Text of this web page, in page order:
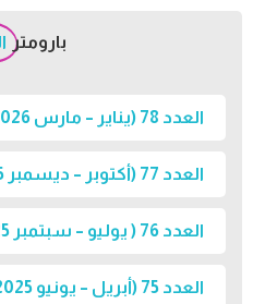
بارومتر
العدد 78 (يناير – مارس 2026)
العدد 77 (أكتوبر – ديسمبر 2025)
العدد 76 ( يوليو – سبتمبر 2025)
العدد 75 (أبريل – يونيو 2025)